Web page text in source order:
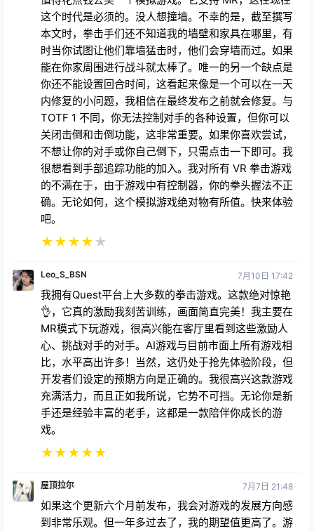
这个时代是必须的。没人想撞墙。不幸的是，截至撰写
本文时，拳击手们还不知道我的墙壁和家具在哪里，有
时当你试图让他们靠墙猛击时，他们会穿墙而过。如果
能在你家周围进行战斗就太棒了。唯一的另一个缺点是
你还不能设置回合时间，这看起来像是一个可以在一天
内修复的小问题，我相信在最终发布之前就会修复。与
TOTF 1 不同，你无法控制对手的各种设置，但你可以
关闭击倒和击倒功能，这非常重要。如果你喜欢尝试，
不想让你的对手或你自己倒下，只需点击一下即可。我
很想看到手部追踪功能的加入。我对所有 VR 拳击游戏
的不满在于，由于游戏中有控制器，你的拳头握法不正
确。无论如何，这个模拟游戏绝对物有所值。快来体验
吧。
★★★★★
Leo_S_BSN 7月10日 17:42
我拥有Quest平台上大多数的拳击游戏。这款绝对惊艳
👌，它真的激励我刻苦训练，画面简直完美！我主要在
MR模式下玩游戏，很高兴能在客厅里看到这些激励人
心、挑战对手的对手。AI游戏与目前市面上所有游戏相
比，水平高出许多！当然，这仍处于抢先体验阶段，但
开发者们设定的预期方向是正确的。我很高兴这款游戏
充满活力，而且正如我所说，它势不可挡。无论你是新
手还是经验丰富的老手，这都是一款陪伴你成长的游
戏。
★★★★★
屋顶拉尔 7月7日 21:48
如果这个更新六个月前发布，我会对游戏的发展方向感
到非常乐观。但一年多过去了，我的期望值更高了。游